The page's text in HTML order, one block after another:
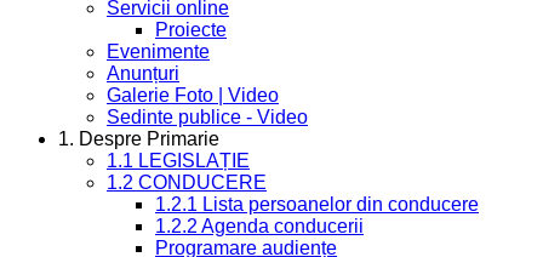
Servicii online
Proiecte
Evenimente
Anunțuri
Galerie Foto | Video
Sedinte publice - Video
1. Despre Primarie
1.1 LEGISLAȚIE
1.2 CONDUCERE
1.2.1 Lista persoanelor din conducere
1.2.2 Agenda conducerii
Programare audiențe